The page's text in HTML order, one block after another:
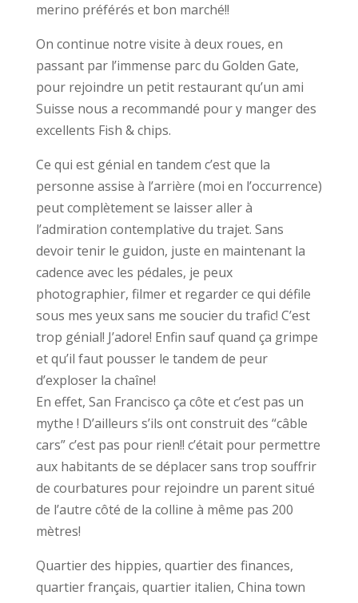
merino préférés et bon marché!!
On continue notre visite à deux roues, en
passant par l’immense parc du Golden Gate,
pour rejoindre un petit restaurant qu’un ami
Suisse nous a recommandé pour y manger des
excellents Fish & chips.
Ce qui est génial en tandem c’est que la
personne assise à l’arrière (moi en l’occurrence)
peut complètement se laisser aller à
l’admiration contemplative du trajet. Sans
devoir tenir le guidon, juste en maintenant la
cadence avec les pédales, je peux
photographier, filmer et regarder ce qui défile
sous mes yeux sans me soucier du trafic! C’est
trop génial! J’adore! Enfin sauf quand ça grimpe
et qu’il faut pousser le tandem de peur
d’exploser la chaîne!
En effet, San Francisco ça côte et c’est pas un
mythe ! D’ailleurs s’ils ont construit des “câble
cars” c’est pas pour rien!! c’était pour permettre
aux habitants de se déplacer sans trop souffrir
de courbatures pour rejoindre un parent situé
de l’autre côté de la colline à même pas 200
mètres!
Quartier des hippies, quartier des finances,
quartier français, quartier italien, China town